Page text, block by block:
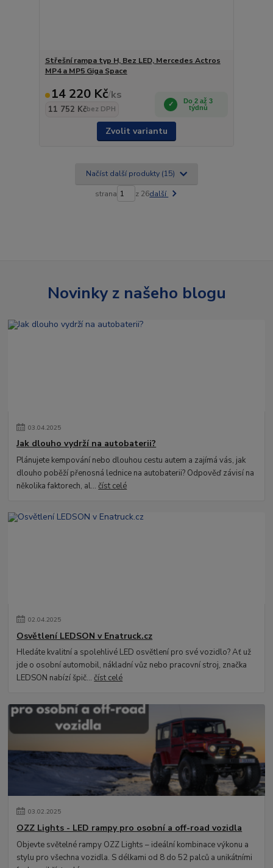
Střešní rampa typ H, Bez LED, Mercedes Actros
MP4 a MP5 Giga Space
14 220 Kč/ks
11 752 Kčbez DPH
Do 2 až 3
týdnů
Zvolit variantu
Načíst další produkty (15)
strana z 26další
Novinky z našeho blogu
03.04.2025
Jak dlouho vydrží na autobaterii?
Plánujete kempování nebo dlouhou cestu autem a zajímá vás, jak
dlouho poběží přenosná lednice na autobaterii? Odpověď závisí na
několika faktorech, al...číst celé
02.04.2025
Osvětlení LEDSON v Enatruck.cz
Hledáte kvalitní a spolehlivé LED osvětlení pro své vozidlo? Ať už
jde o osobní automobil, nákladní vůz nebo pracovní stroj, značka
LEDSON nabízí špič...číst celé
03.02.2025
OZZ Lights - LED rampy pro osobní a off-road vozidla
Objevte světelné rampy OZZ Lights – ideální kombinace výkonu a
stylu pro všechna vozidla. S délkami od 8 do 52 palců a unikátními